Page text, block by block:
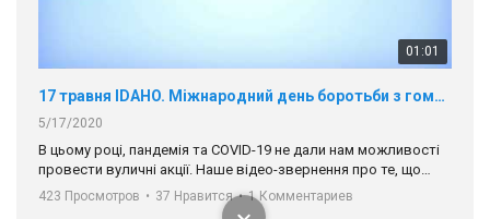
01:01
17 травня IDAHO. Міжнародний день боротьби з гомофобією трансфобією і біфобія.
5/17/2020
В цьому році, пандемія та COVІD-19 не дали нам можливості
провести вуличні акції. Наше відео-звернення про те, що
навіть коли ми у різних містах та не можемо зустрінеться, ми
разом. Ми закликаємо всіх хто поділяє цінності рівності та
423 Просмотров • 37 Нравится • 1 Комментариев